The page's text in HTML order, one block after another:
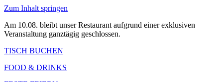
Zum Inhalt springen
Am 10.08. bleibt unser Restaurant aufgrund einer exklusiven
Veranstaltung ganztägig geschlossen.
TISCH BUCHEN
FOOD & DRINKS